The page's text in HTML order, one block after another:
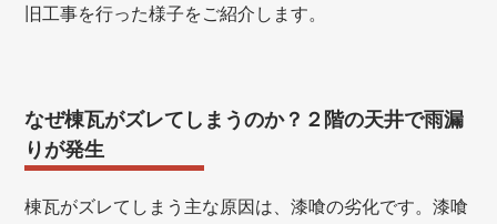
旧工事を行った様子をご紹介します。
なぜ棟瓦がズレてしまうのか？２階の天井で雨漏
りが発生
棟瓦がズレてしまう主な原因は、漆喰の劣化です。漆喰